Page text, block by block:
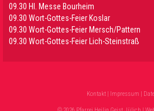
09.30 HI. Messe Bourheim
09.30 Wort-Gottes-Feier Koslar
09.30 Wort-Gottes-Feier Mersch/Pattern
09.30 Wort-Gottes-Feier Lich-Steinstraß
Kontakt | Impressum |